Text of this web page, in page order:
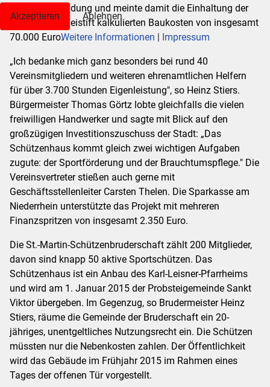
einer Punktlandung und meinte damit die Einhaltung der
mit spitzem Bleistift kalkulierten Baukosten von insgesamt
70.000 Euro.
„Ich bedanke mich ganz besonders bei rund 40
Vereinsmitgliedern und weiteren ehrenamtlichen Helfern
für über 3.700 Stunden Eigenleistung", so Heinz Stiers.
Bürgermeister Thomas Görtz lobte gleichfalls die vielen
freiwilligen Handwerker und sagte mit Blick auf den
großzügigen Investitionszuschuss der Stadt: „Das
Schützenhaus kommt gleich zwei wichtigen Aufgaben
zugute: der Sportförderung und der Brauchtumspflege." Die
Vereinsvertreter stießen auch gerne mit
Geschäftsstellenleiter Carsten Thelen. Die Sparkasse am
Niederrhein unterstützte das Projekt mit mehreren
Finanzspritzen von insgesamt 2.350 Euro.
Die St.-Martin-Schützenbruderschaft zählt 200 Mitglieder,
davon sind knapp 50 aktive Sportschützen. Das
Schützenhaus ist ein Anbau des Karl-Leisner-Pfarrheims
und wird am 1. Januar 2015 der Probsteigemeinde Sankt
Viktor übergeben. Im Gegenzug, so Brudermeister Heinz
Stiers, räume die Gemeinde der Bruderschaft ein 20-
jähriges, unentgeltliches Nutzungsrecht ein. Die Schützen
müssten nur die Nebenkosten zahlen. Der Öffentlichkeit
wird das Gebäude im Frühjahr 2015 im Rahmen eines
Tages der offenen Tür vorgestellt.
Akzeptieren
Ablehnen
Weitere Informationen | Impressum